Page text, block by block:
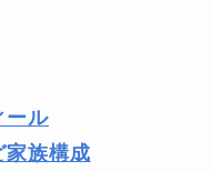
ール
家族構成